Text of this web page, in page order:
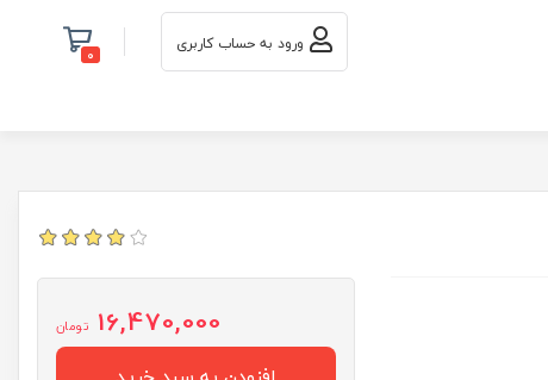
ورود به حساب کاربری 0
16,470,000 تومان